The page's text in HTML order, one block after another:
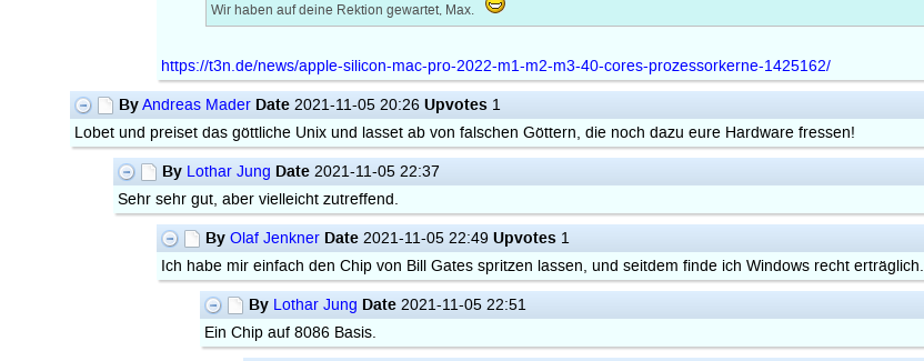
Wir haben auf deine Rektion gewartet, Max.
https://t3n.de/news/apple-silicon-mac-pro-2022-m1-m2-m3-40-cores-prozessorkerne-1425162/
ByAndreas Mader Date 2021-11-05 20:26Upvotes 1
Lobet und preiset das göttliche Unix und lasset ab von falschen Göttern, die noch dazu eure Hardware fressen!
By Lothar Jung Date 2021-11-05 22:37
Sehr sehr gut, aber vielleicht zutreffend.
By Olaf Jenkner Date 2021-11-05 22:49Upvotes 1
Ich habe mir einfach den Chip von Bill Gates spritzen lassen, und seitdem finde ich Windows recht erträglich.
By Lothar Jung Date2021-11-05 22:51
Ein Chip auf 8086 Basis.